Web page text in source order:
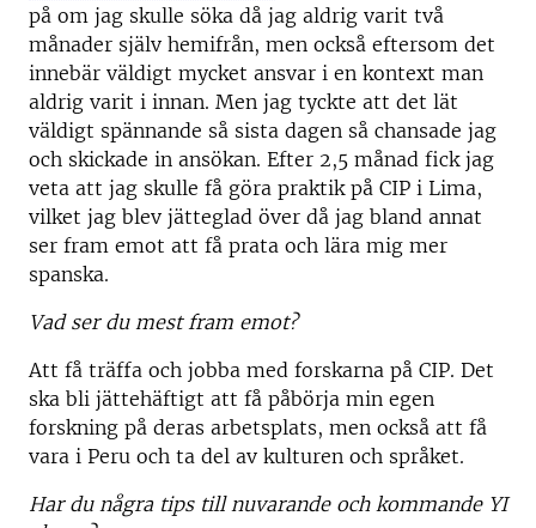
på om jag skulle söka då jag aldrig varit två
månader själv hemifrån, men också eftersom det
innebär väldigt mycket ansvar i en kontext man
aldrig varit i innan. Men jag tyckte att det lät
väldigt spännande så sista dagen så chansade jag
och skickade in ansökan. Efter 2,5 månad fick jag
veta att jag skulle få göra praktik på CIP i Lima,
vilket jag blev jätteglad över då jag bland annat
ser fram emot att få prata och lära mig mer
spanska.
Vad ser du mest fram emot?
Att få träffa och jobba med forskarna på CIP. Det
ska bli jättehäftigt att få påbörja min egen
forskning på deras arbetsplats, men också att få
vara i Peru och ta del av kulturen och språket.
Har du några tips till nuvarande och kommande YI